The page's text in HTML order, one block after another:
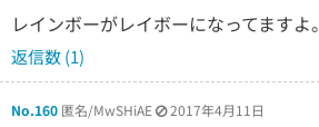
レインボーがレイボーになってますよ。
返信数 (1)
No.160 匿名/MwSHiAE 2017年4月11日